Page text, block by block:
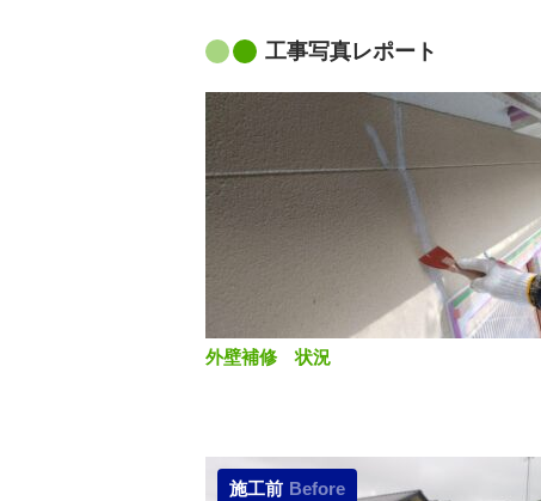
工事写真レポート
外壁補修 状況
施工前 Before